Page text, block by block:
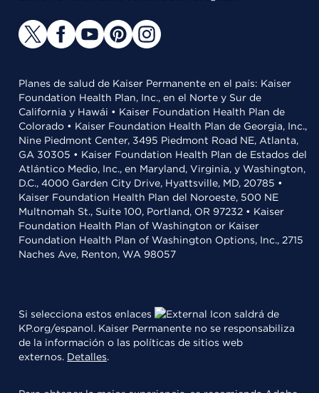
Planes de salud de Kaiser Permanente en el país: Kaiser
Foundation Health Plan, Inc., en el Norte y Sur de
California y Hawái • Kaiser Foundation Health Plan de
Colorado • Kaiser Foundation Health Plan de Georgia, Inc.,
Nine Piedmont Center, 3495 Piedmont Road NE, Atlanta,
GA 30305 • Kaiser Foundation Health Plan de Estados del
Atlántico Medio, Inc., en Maryland, Virginia, y Washington,
D.C., 4000 Garden City Drive, Hyattsville, MD, 20785 •
Kaiser Foundation Health Plan del Noroeste, 500 NE
Multnomah St., Suite 100, Portland, OR 97232 • Kaiser
Foundation Health Plan of Washington or Kaiser
Foundation Health Plan of Washington Options, Inc., 2715
Naches Ave, Renton, WA 98057
Si selecciona estos enlaces
saldrá de
KP.org/espanol. Kaiser Permanente no se responsabiliza
de la información o las políticas de sitios web
externos. Detalles.